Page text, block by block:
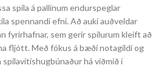
spila á pallinum endurspeglar
spennandi efni. Að auki auðveldar
fyrirhafnar, sem gerir spilurum kleift að
fljótt. Með fókus á bæði notagildi og
há viðmið í